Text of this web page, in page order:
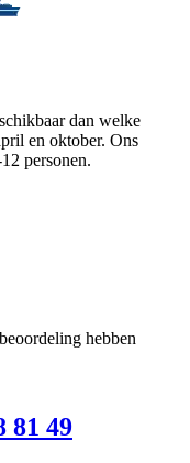
dan welke
en oktober. Ons
personen.
hebben
81 49